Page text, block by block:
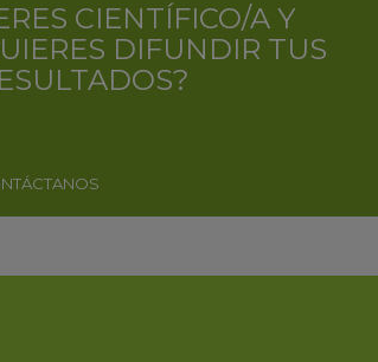
CIENTÍFICO/A Y
DIFUNDIR TUS